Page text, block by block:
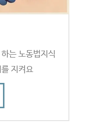
는 노동법지식
지켜요